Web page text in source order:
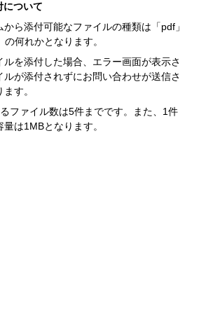
ついて
から添付可能なファイルの種類は「pdf」
の何れかとなります。
ルを添付した場合、エラー画面が表示さ
ルが添付されずにお問い合わせが送信さ
す。
ファイル数は5件までです。また、1件
は1MBとなります。